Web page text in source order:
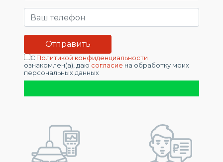
С Политикой конфиденциальности
ознакомлен(а), даю согласие на обработку моих
персональных данных